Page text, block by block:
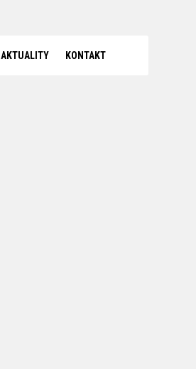
AKTUALITY KONTAKT